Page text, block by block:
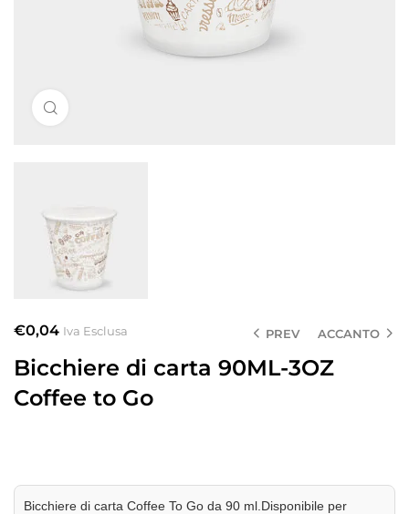
PREV ACCANTO
€0,04 Iva Esclusa
Bicchiere di carta 90ML-3OZ
Coffee to Go
Bicchiere di carta Coffee To Go da 90 ml.Disponibile per